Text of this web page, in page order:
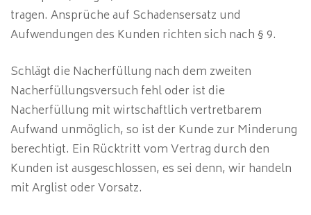
tragen. Ansprüche auf Schadensersatz und
Aufwendungen des Kunden richten sich nach § 9.
Schlägt die Nacherfüllung nach dem zweiten
Nacherfüllungsversuch fehl oder ist die
Nacherfüllung mit wirtschaftlich vertretbarem
Aufwand unmöglich, so ist der Kunde zur Minderung
berechtigt. Ein Rücktritt vom Vertrag durch den
Kunden ist ausgeschlossen, es sei denn, wir handeln
mit Arglist oder Vorsatz.